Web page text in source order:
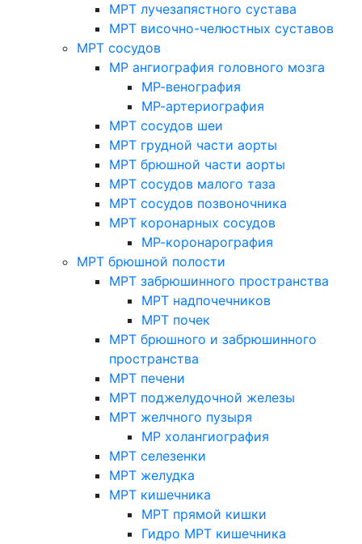
МРТ лучезапястного сустава
МРТ височно-челюстных суставов
МРТ сосудов
МР ангиография головного мозга
МР-венография
МР-артериография
МРТ сосудов шеи
МРТ грудной части аорты
МРТ брюшной части аорты
МРТ сосудов малого таза
МРТ сосудов позвоночника
МРТ коронарных сосудов
МР-коронарография
МРТ брюшной полости
МРТ забрюшинного пространства
МРТ надпочечников
МРТ почек
МРТ брюшного и забрюшинного
пространства
МРТ печени
МРТ поджелудочной железы
МРТ желчного пузыря
МР холангиография
МРТ селезенки
МРТ желудка
МРТ кишечника
МРТ прямой кишки
Гидро МРТ кишечника